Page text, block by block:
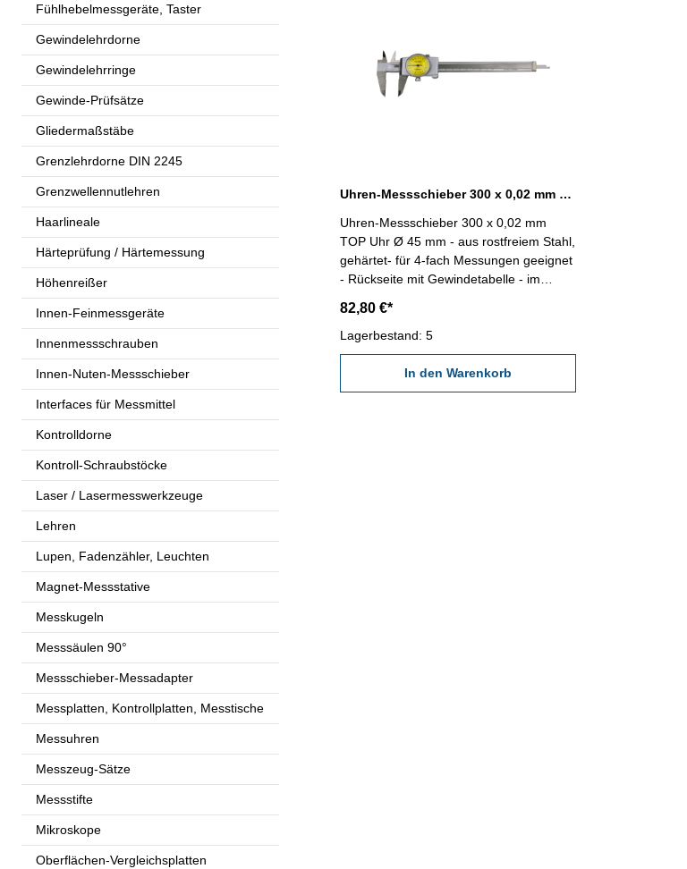
Fühlhebelmessgeräte, Taster
Gewindelehrdorne
Gewindelehrringe
Gewinde-Prüfsätze
Gliedermaßstäbe
Grenzlehrdorne DIN 2245
Grenzwellennutlehren
Haarlineale
Härteprüfung / Härtemessung
Höhenreißer
Innen-Feinmessgeräte
Innenmessschrauben
Innen-Nuten-Messschieber
Interfaces für Messmittel
Kontrolldorne
Kontroll-Schraubstöcke
Laser / Lasermesswerkzeuge
Lehren
Lupen, Fadenzähler, Leuchten
Magnet-Messstative
Messkugeln
Messsäulen 90°
Messschieber-Messadapter
Messplatten, Kontrollplatten, Messtische
Messuhren
Messzeug-Sätze
Messstifte
Mikroskope
Oberflächen-Vergleichsplatten
Uhren-Messschieber 300 x 0,02 mm DIN 862 TOP
Uhren-Messschieber 300 x 0,02 mm
TOP Uhr Ø 45 mm - aus rostfreiem Stahl,
gehärtet- für 4-fach Messungen geeignet
- Rückseite mit Gewindetabelle - im
Messbereich 0 - 300 mm
82,80 €*
Lagerbestand: 5
In den Warenkorb